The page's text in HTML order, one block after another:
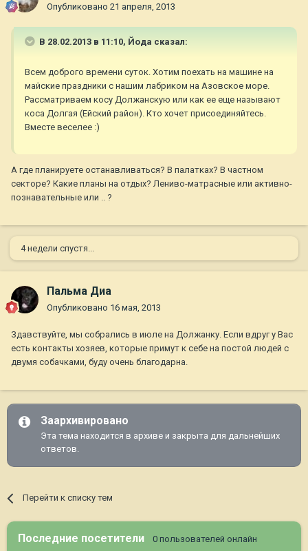
Опубликовано 21 апреля, 2013
В 28.02.2013 в 11:10, Йода сказал:
Всем доброго времени суток. Хотим поехать на машине на
майские праздники с нашим лабриком на Азовское море.
Рассматриваем косу Должанскую или как ее еще называют
коса Долгая (Ейский район). Кто хочет присоединяйтесь.
Вместе веселее :)
А где планируете останавливаться? В палатках? В частном
секторе? Какие планы на отдых? Лениво-матрасные или активно-
познавательные или .. ?
4 недели спустя...
Пальма Диа
Опубликовано 16 мая, 2013
Здавствуйте, мы собрались в июле на Должанку. Если вдруг у Вас
есть контакты хозяев, которые примут к себе на постой людей с
двумя собачками, буду очень благодарна.
Заархивировано
Эта тема находится в архиве и закрыта для дальнейших
ответов.
Перейти к списку тем
Последние посетители 0 пользователей онлайн